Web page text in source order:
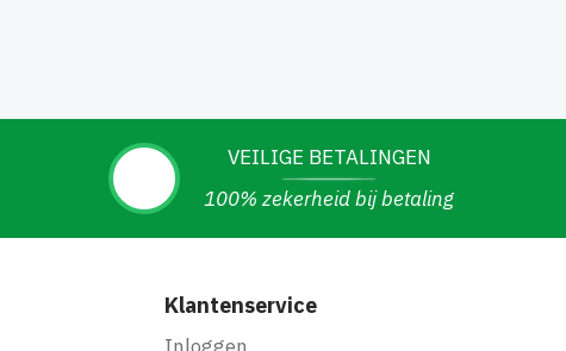
VEILIGE BETALINGEN
100% zekerheid bij betaling
Klantenservice